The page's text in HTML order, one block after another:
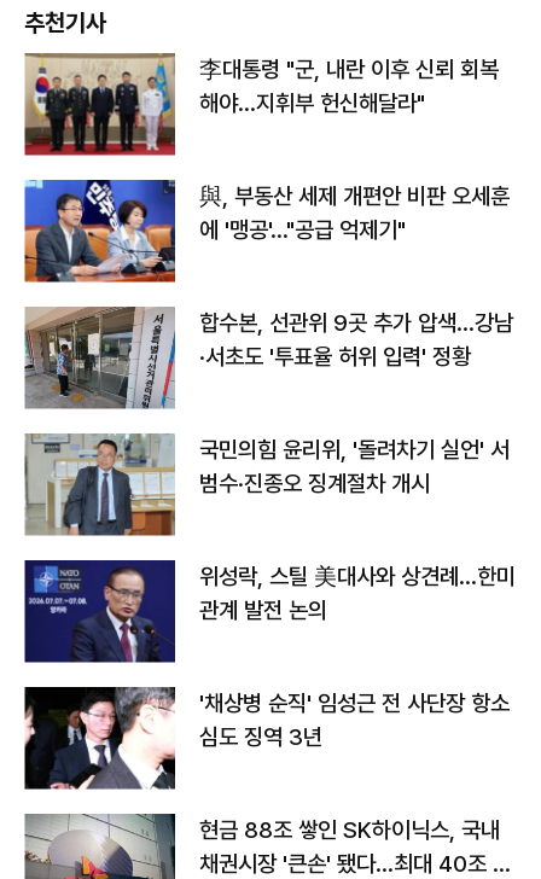
추천기사
李대통령 "군, 내란 이후 신뢰 회복
해야…지휘부 헌신해달라"
與, 부동산 세제 개편안 비판 오세훈
에 '맹공'…"공급 억제기"
합수본, 선관위 9곳 추가 압색…강남
·서초도 '투표율 허위 입력' 정황
국민의힘 윤리위, '돌려차기 실언' 서
범수·진종오 징계절차 개시
위성락, 스틸 美대사와 상견례…한미
관계 발전 논의
'채상병 순직' 임성근 전 사단장 항소
심도 징역 3년
현금 88조 쌓인 SK하이닉스, 국내
채권시장 '큰손' 됐다…최대 40조 투